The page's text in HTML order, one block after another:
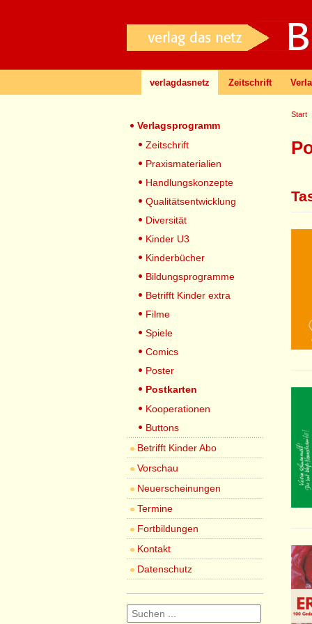
verlagdasnetz Zeitschrift
Start
Verlagsprogramm
Zeitschrift
Praxismaterialien
Handlungskonzepte
Qualitätsentwicklung
Diversität
Kinder U3
Kinderbücher
Bildungsprogramme
Betrifft Kinder extra
Filme
Spiele
Comics
Poster
Postkarten
Kooperationen
Buttons
Betrifft Kinder Abo
Vorschau
Neuerscheinungen
Termine
Fortbildungen
Kontakt
Datenschutz